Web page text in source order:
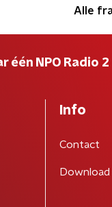
Alle
één NPO Radio 2
Info
Contact
Download